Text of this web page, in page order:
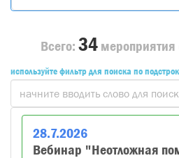
Всего: 34 мероприятия
используйте фильтр для поиска по
28.7.2026
Вебинар "Неотложная